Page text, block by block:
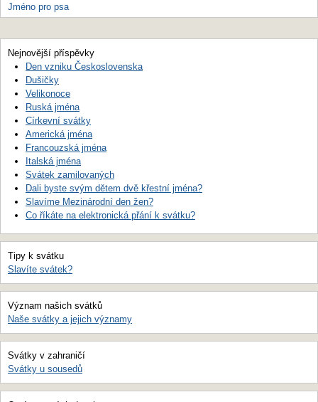
Jméno pro psa
Nejnovější příspěvky
Den vzniku Československa
Dušičky
Velikonoce
Ruská jména
Církevní svátky
Americká jména
Francouzská jména
Italská jména
Svátek zamilovaných
Dali byste svým dětem dvě křestní jména?
Slavíme Mezinárodní den žen?
Co říkáte na elektronická přání k svátku?
Tipy k svátku
Slavíte svátek?
Význam našich svátků
Naše svátky a jejich významy
Svátky v zahraničí
Svátky u sousedů